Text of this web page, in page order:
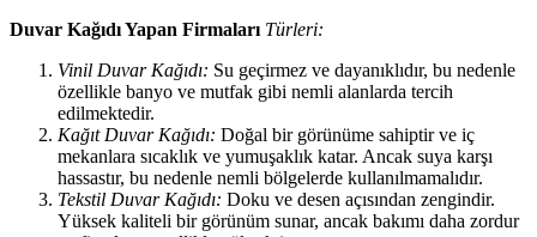
Duvar Kağıdı Yapan Firmaları Türleri:
Vinil Duvar Kağıdı: Su geçirmez ve dayanıklıdır, bu nedenle
özellikle banyo ve mutfak gibi nemli alanlarda tercih
edilmektedir.
Kağıt Duvar Kağıdı: Doğal bir görünüme sahiptir ve iç
mekanlara sıcaklık ve yumuşaklık katar. Ancak suya karşı
hassastır, bu nedenle nemli bölgelerde kullanılmamalıdır.
Tekstil Duvar Kağıdı: Doku ve desen açısından zengindir.
Yüksek kaliteli bir görünüm sunar, ancak bakımı daha zordur